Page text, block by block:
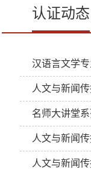
认证动态
汉语言文学
人文与新闻
名师大讲堂
人文与新闻
人文与新闻